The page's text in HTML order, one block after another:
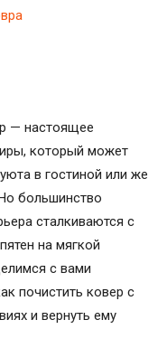
— настоящее
который может
в гостиной или же
большинство
сталкиваются с
на мягкой
с вами
почистить ковер с
и вернуть ему